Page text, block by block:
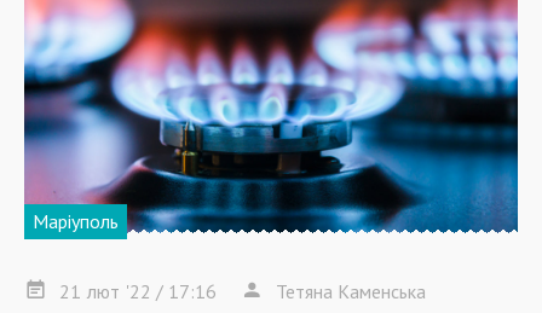
Маріуполь
21 лют '22 / 17:16 Тетяна Каменська